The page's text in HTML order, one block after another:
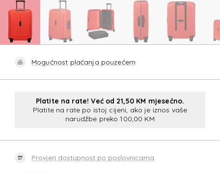
Mogućnost plaćanja pouzećem
Platite na rate! Već od 21,50 KM mjesečno.
Platite na rate po istoj cijeni, ako je iznos vaše
narudžbe preko 100,00 KM
Provjeri dostupnost po poslovnicama